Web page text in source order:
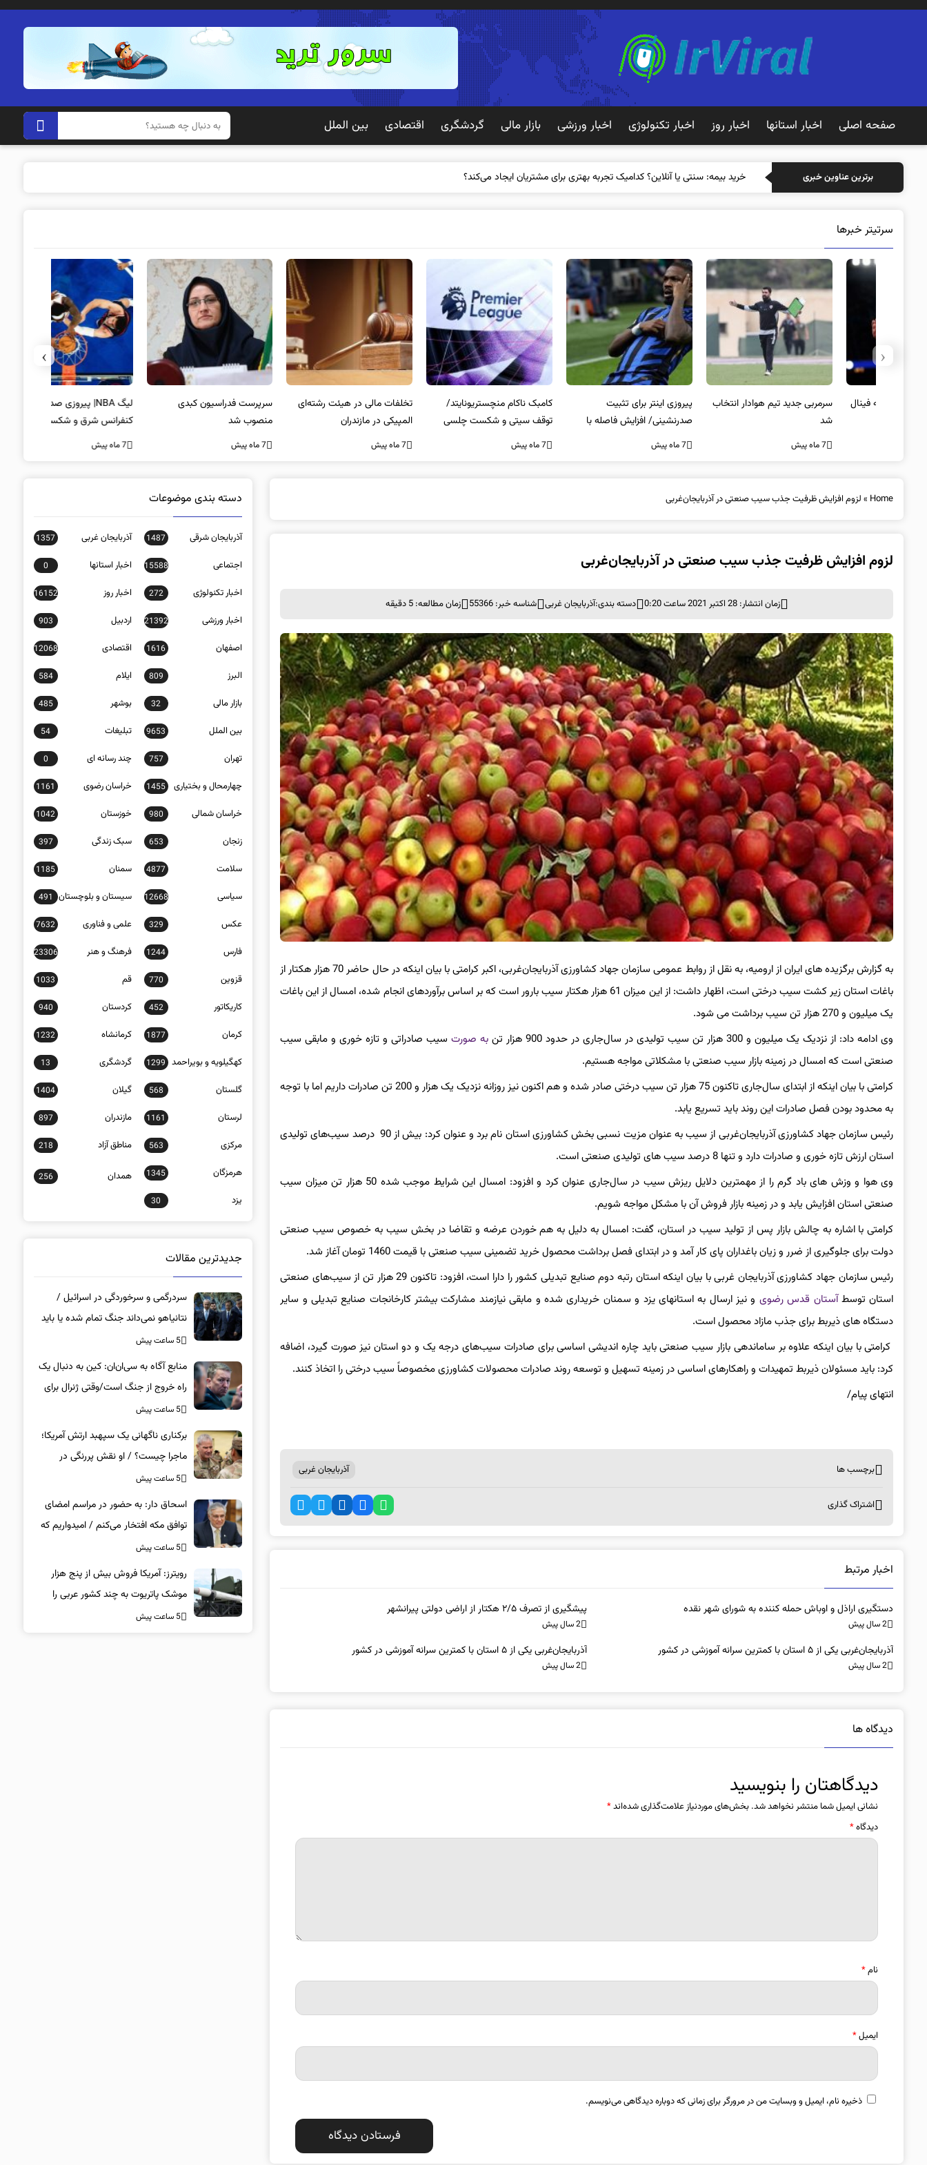
صفحه اصلی اخبار استانها اخبار روز اخبار تکنولوژی اخبار ورزشی بازار مالی گردشگری اقتصادی بین الملل
برترین عناوین خبری خرید ب
سرتیتر خبرها
سرمربی جدید تیم هوادار انتخاب
پیروزی اینتر برای تثبیت
صدرنشینی/ افزایش فاصله با
کامبک ناکام منچستریونایتد/
توقف سیتی و شکست چلسی
تخلفات مالی در هیئت رشته‌ای
المپیکی در مازندران
سرپرست فدراسیون کبدی
لیگ NBA| پیروزی صدرنشینان
کنفرانس شرق و شکست لیکرز در
‹
›
Home
» لزوم افزایش ظرفیت جذب سیب صنعتی در آذربایجان‌غربی
لزوم افزایش ظرفیت جذب سیب صنعتی در آذربایجان‌غربی
زمان انتشار: 28 اکتبر 2021 ساعت 0:20 دسته بندی:آذربایجان غربی شناسه خبر: 55366 زمان مطالعه: 5 دقیقه
به گزارش برگزیده های ایران از ارومیه، به نقل از روابط عمومی سازمان جهاد کشاورزی آذربایجان‌غربی، اکبر کرامتی با بیان اینکه در حال حاضر 70 هزار هکتار از
باغات استان زیر کشت سیب درختی است، اظهار داشت: از این میزان 61 هزار هکتار سیب بارور است که بر اساس برآوردهای انجام شده، امسال از این باغات
یک میلیون و 270 هزار تن سیب برداشت می شود.
وی ادامه داد: از نزدیک یک میلیون و 300 هزار تن سیب تولیدی در سال‌جاری در حدود 900 هزار تن
به صورتسیب صادراتی و تازه خوری و مابقی سیب
صنعتی است که امسال در زمینه بازار سیب صنعتی با مشکلاتی مواجه هستیم.
کرامتی با بیان اینکه از ابتدای سال‌جاری تاکنون 75 هزار تن سیب درختی صادر شده و هم اکنون نیز روزانه نزدیک یک هزار و 200 تن صادرات داریم اما با توجه
به محدود بودن فصل صادرات این روند باید تسریع یابد.
رئیس سازمان جهاد کشاورزی آذربایجان‌غربی از سیب به عنوان مزیت نسبی بخش کشاورزی استان نام برد و عنوان کرد: بیش از 90 درصد سیب‌های تولیدی
استان ارزش تازه خوری و صادرات دارد و تنها 8 درصد سیب های تولیدی صنعتی است.
وی هوا و وزش های باد گرم را از مهمترین دلایل ریزش سیب در سال‌جاری
عنوان کرد و افزود: امسال این شرایط موجب شده 50 هزار تن میزان سیب
صنعتی استان افزایش یابد و در زمینه بازار فروش آن با مشکل مواجه شویم.
کرامتی با اشاره به چالش بازار پس از تولید سیب در استان، گفت: امسال به دلیل به هم خوردن عرضه و تقاضا در بخش سیب به خصوص سیب صنعتی
دولت برای جلوگیری از ضرر و زیان باغداران پای کار آمد و در ابتدای فصل برداشت محصول خرید تضمینی سیب صنعتی با قیمت 1460 تومان آغاز شد.
رئیس سازمان جهاد کشاورزی آذربایجان غربی با بیان اینکه استان رتبه دوم صنایع تبدیلی کشور را دارا است، افزود: تاکنون 29 هزار تن از سیب‌های صنعتی
استان توسطآستان قدس رضوی و نیز ارسال به استانهای یزد و سمنان خریداری شده و مابقی نیازمند مشارکت بیشتر کارخانجات صنایع تبدیلی و سایر
دستگاه های ذیربط برای جذب مازاد محصول است.
کرامتی با بیان اینکه علاوه بر ساماندهی بازار سیب صنعتی باید چاره اندیشی اساسی برای صادرات سیب‌های درجه یک و دو استان نیز صورت گیرد، اضافه
کرد: باید مسئولان ذیربط تمهیدات و راهکارهای اساسی در زمینه تسهیل و توسعه روند صادرات محصولات کشاورزی مخصوصاً سیب درختی را اتخاذ کنند.
انتهایپیام/
برچسب ها آذربایجان غربی
اشتراک گذاری
اخبار مرتبط
دستگیری اراذل و اوباش حمله کننده به شورای شهر نقده
2 سال پیش
پیشگیری از تصرف ۲/۵ هکتار از اراضی دولتی پیرانشهر
2 سال پیش
آذربایجان‌غربی یکی از ۵ استان با کمترین سرانه آموزشی در کشور
2 سال پیش
آذربایجان‌غربی یکی از ۵ استان با کمترین سرانه آموزشی در کشور
2 سال پیش
دیدگاه ها
دیدگاهتان را بنویسید
نشانی ایمیل شما منتشر نخواهد شد. بخش‌های موردنیاز علامت‌گذاری شده‌اند*
دیدگاه*
نام*
ایمیل*
ذخیره نام، ایمیل و وبسایت من در مرورگر برای زمانی که دوباره دیدگاهی می‌نویسم.
دسته بندی موضوعات
آذربایجان شرقی 1487 آذربایجان غربی 1357
اجتماعی 15588 اخبار استانها 0
اخبار تکنولوژی 272 اخبار روز 16152
اخبار ورزشی 21392 اردبیل 903
اصفهان 1616 اقتصادی 12068
البرز 809 ایلام 584
بازار مالی 32 بوشهر 485
بین الملل 9653 تبلیغات 54
تهران 757 چند رسانه ای 0
چهارمحال و بختیاری 1455 خراسان رضوی 1161
خراسان شمالی 980 خوزستان 1042
زنجان 653 سبک زندگی 397
سلامت 4877 سمنان 1185
سیاسی 12668 سیستان و بلوچستان 491
عکس 329 علمی و فناوری 7632
فارس 1244 فرهنگ و هنر 23306
قزوین 770 قم 1033
کاریکاتور 452 کردستان 940
کرمان 1877 کرمانشاه 1232
کهگیلویه و بویراحمد 1299 گردشگری 13
گلستان 568 گیلان 1404
لرستان 1161 مازندران 897
مرکزی 563 مناطق آزاد 218
هرمزگان 1345 همدان 256
یزد 30
جدیدترین مقالات
سردرگمی و سرخوردگی در اسرائیل /
نتانیاهو نمی‌داند جنگ تمام شده یا باید
آماده نبرد سنگین باشد / توافق ترامپ با
ایران بزرگ‌ترین شکست برای تل‌آویو است
5 ساعت پیش
منابع آگاه به سی‌ان‌ان: کین به دنبال یک
راه خروج از جنگ است/وقتی ژنرال برای
پایان جنگ دست به دامان حلقه ترامپ
می‌شود/ما درگیر یک بازی موش و گربه
هستیم
5 ساعت پیش
برکناری ناگهانی یک سپهبد ارتش آمریکا؛
ماجرا چیست؟ / او نقش پررنگی در
مدیریت جنگ داشت
5 ساعت پیش
اسحاق‌ دار: به حضور در مراسم امضای
توافق مکه افتخار می‌کنم / امیدواریم که
منجر به صلح و ثبات منطقه‌ای شود
5 ساعت پیش
رویترز: آمریکا فروش بیش از پنج هزار
موشک پاتریوت به چند کشور عربی را
تائید کرد
5 ساعت پیش